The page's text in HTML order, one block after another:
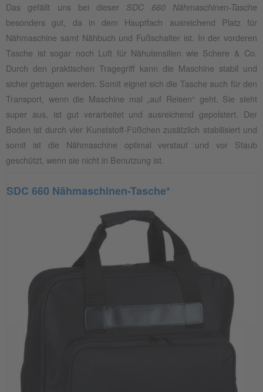
Das gefällt uns bei dieser SDC 660 Nähmaschinen-Tasche
besonders gut, da in dem Hauptfach ausreichend Platz für
Nähmaschine samt Nähbuch und Fußschalter ist. In der vorderen
Tasche ist sogar noch Luft für Nähutensilien wie Schere & Co.
Durch den praktischen Tragegriff kann die Maschine stabil und
sicher getragen werden. Somit eignet sich die Tasche auch für den
Transport, wenn die Maschine mal „auf Reisen“ geht. Sie sieht
super aus, ist gut verarbeitet und ausreichend gepolstert. Der
Boden ist durch vier Kunststoff-Füßchen zusätzlich stabilisiert und
somit ist die Nähmaschine optimal verstaut und vor Staub
geschützt, wenn sie nicht in Benutzung ist.
SDC 660 Nähmaschinen-Tasche*